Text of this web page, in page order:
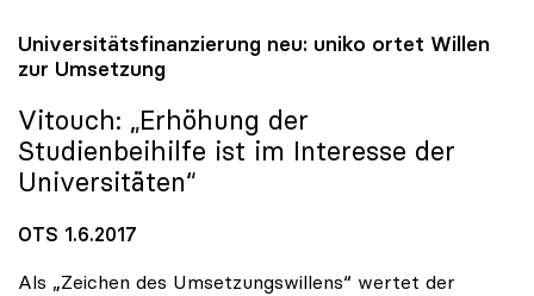
Universitätsfinanzierung neu: uniko ortet Willen
zur Umsetzung
Vitouch: „Erhöhung der
Studienbeihilfe ist im Interesse der
Universitäten“
OTS 1.6.2017
Als „Zeichen des Umsetzungswillens“ wertet der